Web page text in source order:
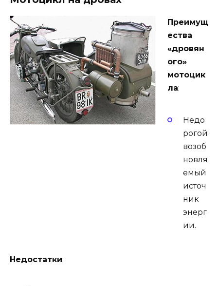
Преимущ
ества
«дровян
ого»
мотоцик
ла:
Недо
рогой
возоб
новля
емый
источ
ник
энерг
ии.
Недостатки: